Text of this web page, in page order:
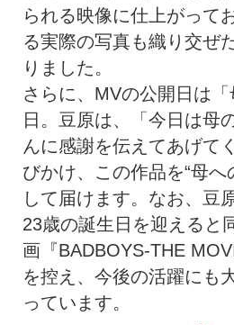
られる映像に仕上がって
る実際の写真も織り交ぜ
りました。
さらに、MVの公開日は
日。豆原は、「今日は母
んに感謝を伝えてあげて
びかけ、この作品を“母へ
して届けます。なお、豆
23歳の誕生日を迎えると
画『BADBOYS-THE
を控え、今後の活躍にも
っています。